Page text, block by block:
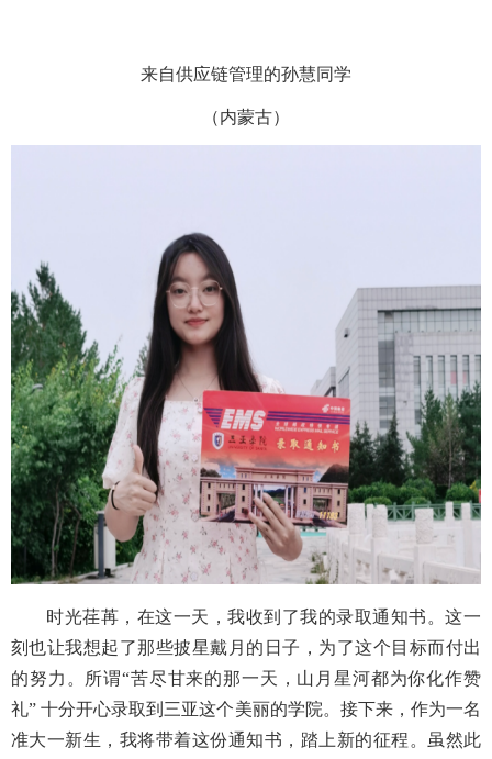
来自供应链管理的孙慧同学
（内蒙古）
时光荏苒，在这一天，我收到了我的录取通知书。这一
刻也让我想起了那些披星戴月的日子，为了这个目标而付出
的努力。所谓“苦尽甘来的那一天，山月星河都为你化作赞
礼” 十分开心录取到三亚这个美丽的学院。接下来，作为一名
准大一新生，我将带着这份通知书，踏上新的征程。虽然此